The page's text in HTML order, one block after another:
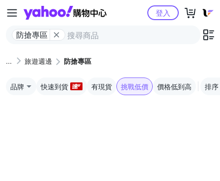
Yahoo購物中心
防搶專區
登入
旅遊週邊 防搶專區
品牌 快速到貨 有現貨 挑戰低價 價格低到高 排序